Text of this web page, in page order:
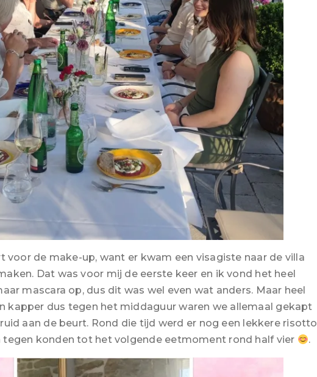
voor de make-up, want er kwam een visagiste naar de villa
Dat was voor mij de eerste keer en ik vond het heel
mascara op, dus dit was wel even wat anders. Maar heel
kapper dus tegen het middaguur waren we allemaal gekapt
aan de beurt. Rond die tijd werd er nog een lekkere risotto
tegen konden tot het volgende eetmoment rond half vier
.